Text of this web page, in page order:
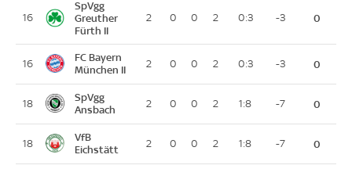
16
SpVgg
Greuther
Fürth II
2 0 0 2 0:3 -3 0
16
FC Bayern
München II
2 0 0 2 0:3 -3 0
18
SpVgg
Ansbach
2 0 0 2 1:8 -7 0
18
VfB
Eichstätt
2 0 0 2 1:8 -7 0